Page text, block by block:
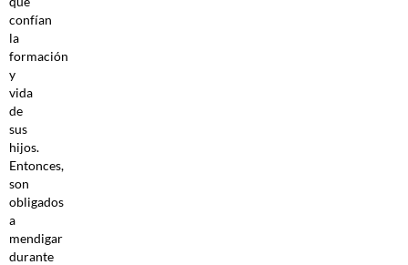
confían
la
formación
y
vida
de
sus
hijos.
Entonces,
son
obligados
a
mendigar
durante